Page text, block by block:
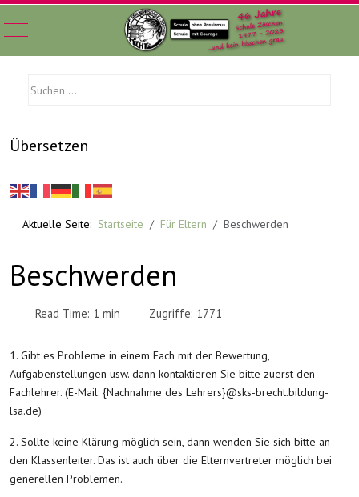
Mobile Menu Toggle
Übersetzen
Aktuelle Seite: Startseite Für Eltern Beschwerden
Beschwerden
Read Time: 1 min Zugriffe: 1771
1. Gibt es Probleme in einem Fach mit der Bewertung,
Aufgabenstellungen usw. dann kontaktieren Sie bitte zuerst den
Fachlehrer. (E-Mail: {Nachnahme des Lehrers}@sks-brecht.bildung-
lsa.de)
2. Sollte keine Klärung möglich sein, dann wenden Sie sich bitte an
den Klassenleiter. Das ist auch über die Elternvertreter möglich bei
generellen Problemen.